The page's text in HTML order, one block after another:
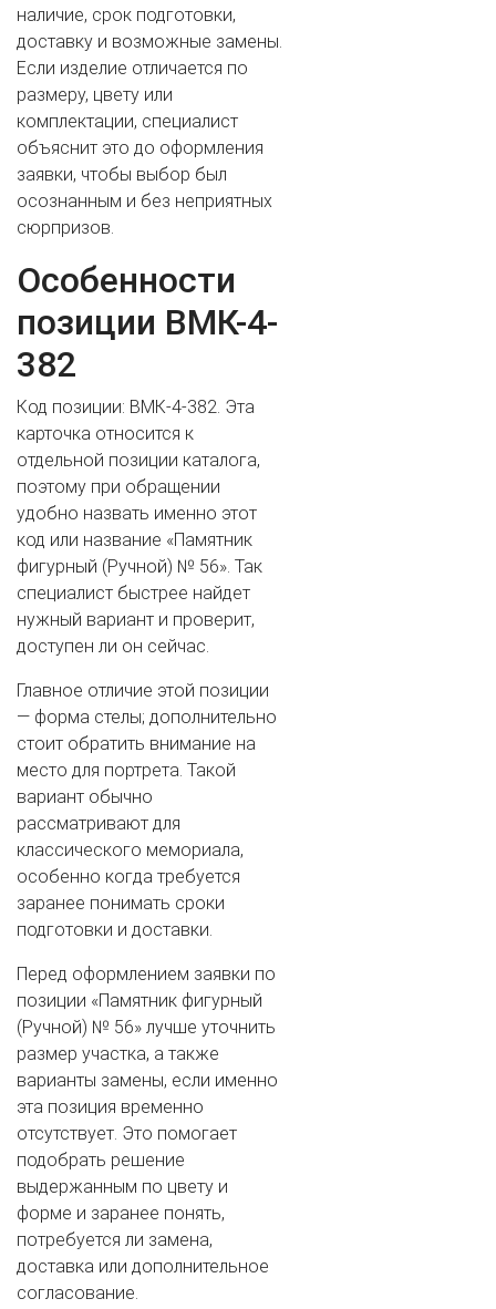
ВАШ ТЕЛЕФОН
Cогласиие на обработку персональных данных
наличие, срок подготовки,
доставку и возможные замены.
Если изделие отличается по
размеру, цвету или
комплектации, специалист
объяснит это до оформления
заявки, чтобы выбор был
осознанным и без неприятных
сюрпризов.
Особенности
позиции ВМК-4-
382
Код позиции: ВМК-4-382. Эта
карточка относится к
отдельной позиции каталога,
поэтому при обращении
удобно назвать именно этот
код или название «Памятник
фигурный (Ручной) № 56». Так
специалист быстрее найдет
нужный вариант и проверит,
доступен ли он сейчас.
Главное отличие этой позиции
— форма стелы; дополнительно
стоит обратить внимание на
место для портрета. Такой
вариант обычно
рассматривают для
классического мемориала,
особенно когда требуется
заранее понимать сроки
подготовки и доставки.
Перед оформлением заявки по
позиции «Памятник фигурный
(Ручной) № 56» лучше уточнить
размер участка, а также
варианты замены, если именно
эта позиция временно
отсутствует. Это помогает
подобрать решение
выдержанным по цвету и
форме и заранее понять,
потребуется ли замена,
доставка или дополнительное
согласование.